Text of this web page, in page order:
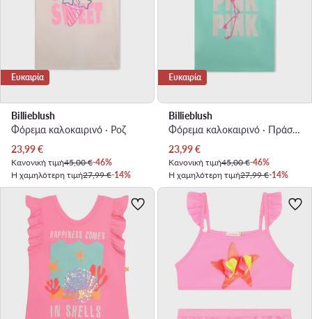
Ευκαιρία
Billieblush
Φόρεμα καλοκαιρινό · Ροζ
Τρέχουσα τιμή
23,99€
Κανονική τιμή45,00 €-46%
Η χαμηλότερη τιμή27,99 €-14%
Ευκαιρία
Billieblush
Φόρεμα καλοκαιρινό · Πράσινο
Τρέχουσα τιμή
23,99€
Κανονική τιμή45,00 €-46%
Η χαμηλότερη τιμή27,99 €-14%